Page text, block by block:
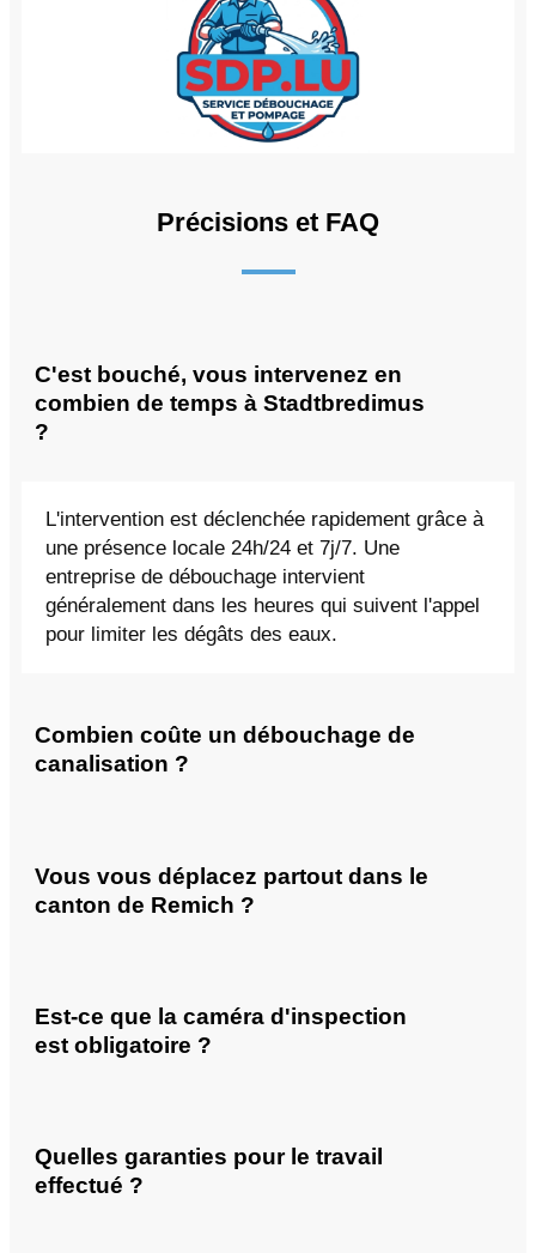
Précisions et FAQ
C'est bouché, vous intervenez en
combien de temps à Stadtbredimus
?
L'intervention est déclenchée rapidement grâce à
une présence locale 24h/24 et 7j/7. Une
entreprise de débouchage intervient
généralement dans les heures qui suivent l'appel
pour limiter les dégâts des eaux.
Combien coûte un débouchage de
canalisation ?
Vous vous déplacez partout dans le
canton de Remich ?
Est-ce que la caméra d'inspection
est obligatoire ?
Quelles garanties pour le travail
effectué ?